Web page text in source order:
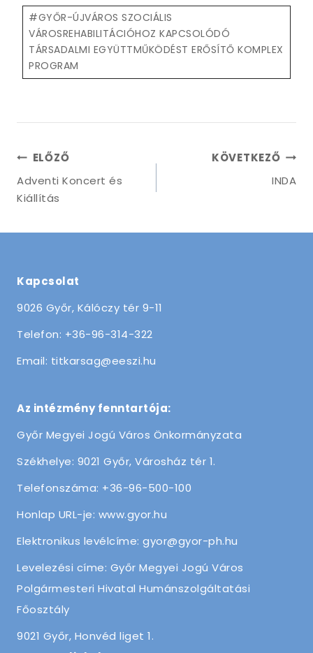
Post
Tags:
#GYŐR-ÚJVÁROS SZOCIÁLIS
VÁROSREHABILITÁCIÓHOZ KAPCSOLÓDÓ
TÁRSADALMI EGYÜTTMŰKÖDÉST ERŐSÍTŐ KOMPLEX
PROGRAM
Bejegyzés
navigáció
ELŐZŐ
Adventi Koncert és
Kiállítás
KÖVETKEZŐ
INDA
Kapcsolat
9026 Győr, Kálóczy tér 9-11
Telefon: +36-96-314-322
Email: titkarsag@eeszi.hu
Az intézmény fenntartója:
Győr Megyei Jogú Város Önkormányzata
Székhelye: 9021 Győr, Városház tér 1.
Telefonszáma: +36-96-500-100
Honlap URL-je: www.gyor.hu
Elektronikus levélcíme: gyor@gyor-ph.hu
Levelezési címe: Győr Megyei Jogú Város
Polgármesteri Hivatal Humánszolgáltatási
Főosztály
9021 Győr, Honvéd liget 1.